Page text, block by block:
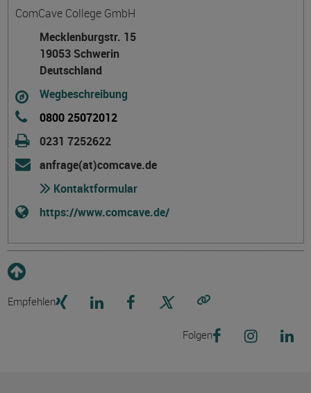
ComCave College GmbH
Mecklenburgstr. 15
19053 Schwerin
Deutschland
Wegbeschreibung
0800 25072012
0231 7252622
anfrage(at)comcave.de
Kontaktformular
https://www.comcave.de/
Empfehlen
Folgen